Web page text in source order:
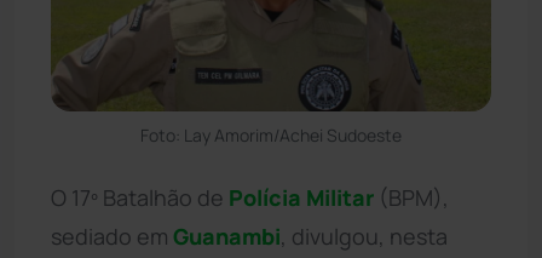
Foto: Lay Amorim/Achei Sudoeste
O 17º Batalhão de Polícia Militar (BPM),
sediado em Guanambi, divulgou, nesta